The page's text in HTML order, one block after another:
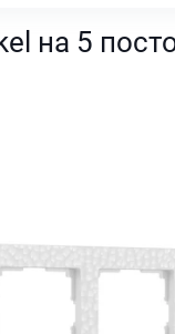
на 5